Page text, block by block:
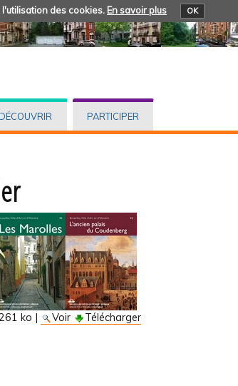
des cookies. En savoir plus OK
DÉCOUVRIR PARTICIPER
ko | Voir Télécharger